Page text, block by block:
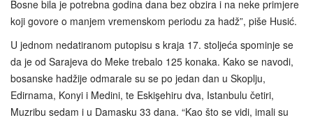
Bosne bila je potrebna godina dana bez obzira i na neke primjere
koji govore o manjem vremenskom periodu za hadž”, piše Husić.
U jednom nedatiranom putopisu s kraja 17. stoljeća spominje se
da je od Sarajeva do Meke trebalo 125 konaka. Kako se navodi,
bosanske hadžije odmarale su se po jedan dan u Skoplju,
Edirnama, Konyi i Medini, te Eskişehiru dva, Istanbulu četiri,
Muzribu sedam i u Damasku 33 dana. “Kao što se vidi, imali su